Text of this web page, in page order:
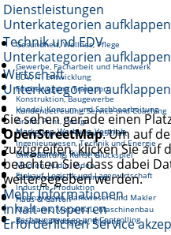
Dienstleistungen
Unterkategorien aufklappen
Gesundheit, Wellnes, Pflege
Gewerbe, Facharbeit und Handwerk
Fortbewegung, Transport
Kundenbetreuung, Service und Coaching
Reinigung und Hauswirtschaft
Unterhaltung, Kunst, Glückspiel
Gastronomie, Tourismus
Haus & Garten
Soziales, Pädagogik, Bildung
Technik und EDV
Unterkategorien aufklappen
EDV, IT, Entwicklung
Konstruktion, Baugewerbe
Grafik, Print, Design
Ingenieurwesen, Technik und Energie
Medien, Audio, Video
Industrie, Produktion
Mechanik, Metallbau, Maschinenbau
Wirtschaft
Unterkategorien aufklappen
Handel, Konsum und Sachbearbeitung
Marketing, Werbung, Vertrieb
Management, Führung
Einkauf, Logistik und Lagerwirtschaft
Finanzwesen, Bankwesen und Makler
Rechnungswesen und Controlling
Sie sehen gerade einen
OpenStreetMap. Um auf
zuzugreifen, klicken Sie auf
beachten Sie, dass dabei
weitergegeben werden.
Mehr Informationen
Inhalt entsperren
Erforderlichen Service